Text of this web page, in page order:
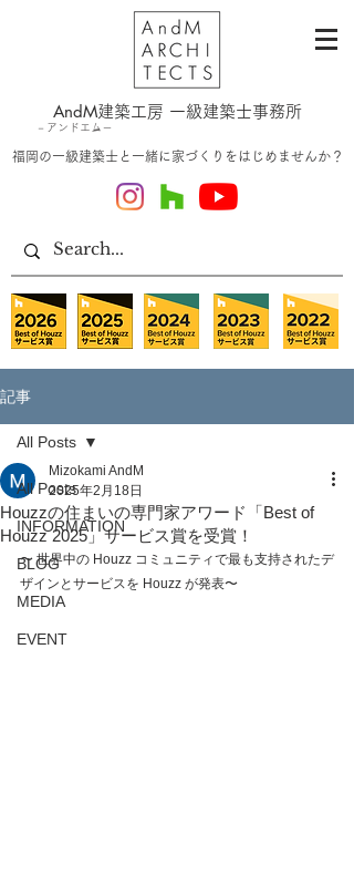
AndM建築工房 一級建築士事務所
－ アンドエム－
​福岡の一級建築士と一緒に家づくりをはじめませんか？
記事
All Posts
INFORMATION
BLOG
MEDIA
EVENT
All Posts
Houzzの住まいの専門家アワード「Best of
Houzz 2025」サービス賞を受賞！
Mizokami AndM
2025年2月18日
〜 世界中の Houzz コミュニティで最も支持されたデ
ザインとサービスを Houzz が発表〜